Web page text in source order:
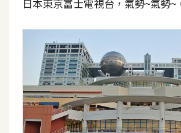
日本東京富士電視台，氣勢~氣勢~